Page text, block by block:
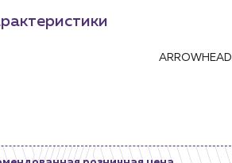
ARROWHEAD